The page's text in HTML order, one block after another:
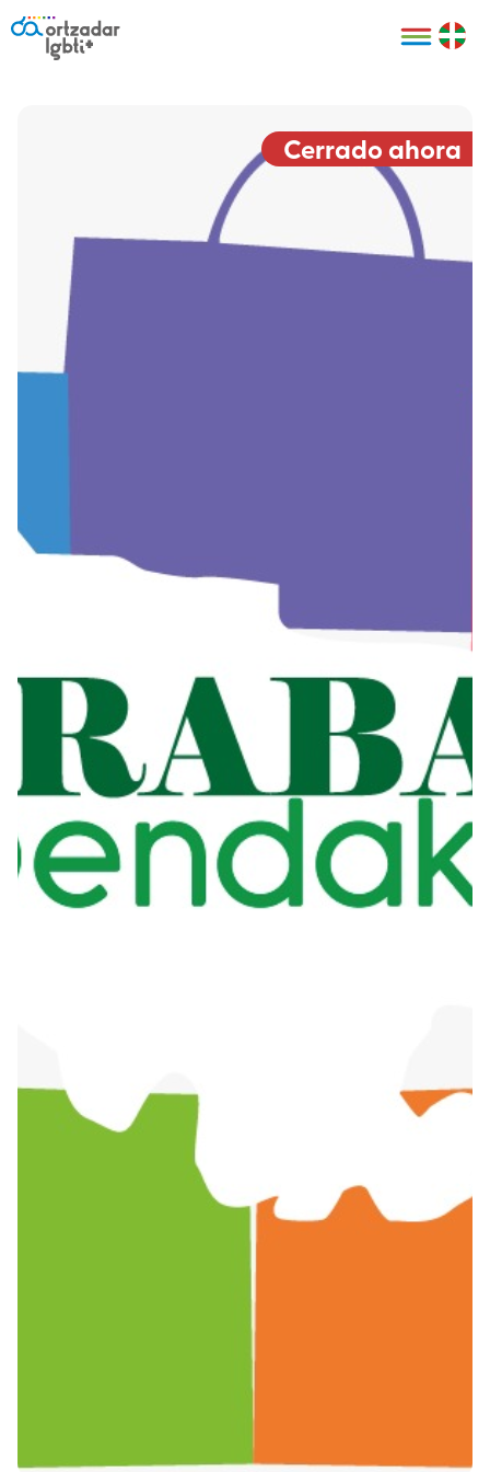
Personas
II Conferencia
LGTBI+ Atlántica
I LGBTI+ Basque
Sariak
Visitas guiadas
empresarial
Red de puntos
seguros LGBTI+
Registro
Cerrado ahora